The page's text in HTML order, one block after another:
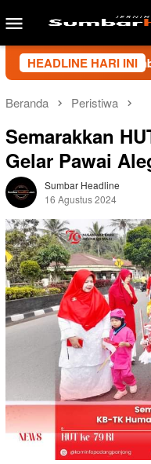
ke
Menu
Mobile
HEADLINE HARI INI
Sumbar
Beranda Peristiwa
Semarakkan
Gelar Pawai
Sumbar Headline
16 Agustus 2024